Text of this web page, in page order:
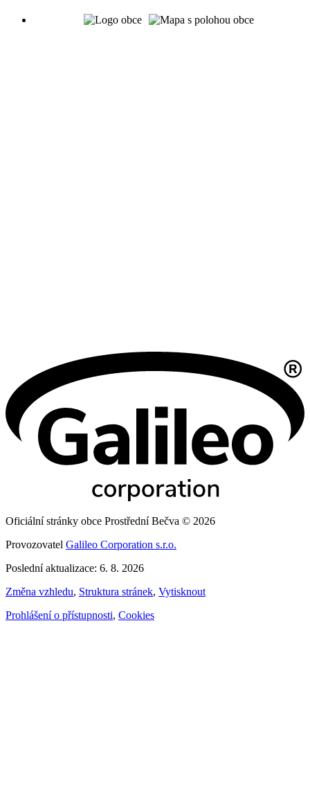
Oficiální stránky obce Prostřední Bečva © 2026
Provozovatel Galileo Corporation s.r.o.
Poslední aktualizace: 6. 8. 2026
Změna vzhledu, Struktura stránek, Vytisknout
Prohlášení o přístupnosti, Cookies